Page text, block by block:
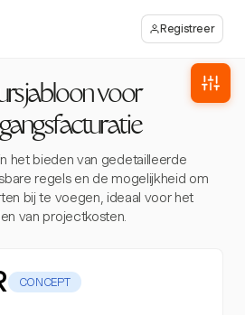
Registreer
voor
het bieden van gedetailleerde
regels en de mogelijkheid om
bij te voegen, ideaal voor het
van projectkosten.
CONCEPT